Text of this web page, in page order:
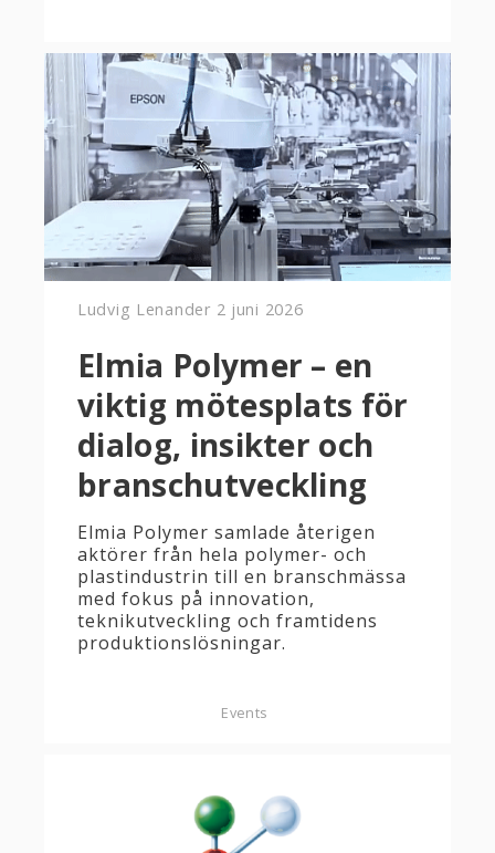
Ludvig Lenander 2 juni 2026
Elmia Polymer – en
viktig mötesplats för
dialog, insikter och
branschutveckling
Elmia Polymer samlade återigen
aktörer från hela polymer- och
plastindustrin till en branschmässa
med fokus på innovation,
teknikutveckling och framtidens
produktionslösningar.
Events